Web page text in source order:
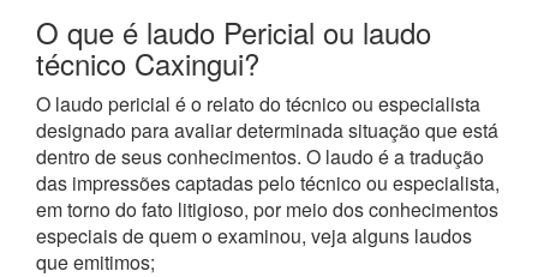
O que é laudo Pericial ou laudo
técnico Caxingui?
O laudo pericial é o relato do técnico ou especialista
designado para avaliar determinada situação que está
dentro de seus conhecimentos. O laudo é a tradução
das impressões captadas pelo técnico ou especialista,
em torno do fato litigioso, por meio dos conhecimentos
especiais de quem o examinou, veja alguns laudos
que emitimos;